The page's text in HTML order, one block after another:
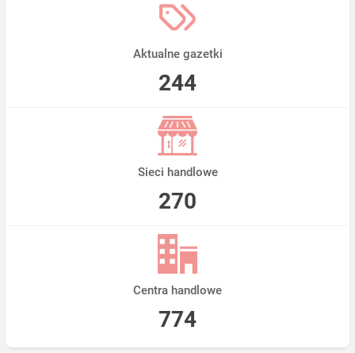
Aktualne gazetki
244
Sieci handlowe
270
Centra handlowe
774